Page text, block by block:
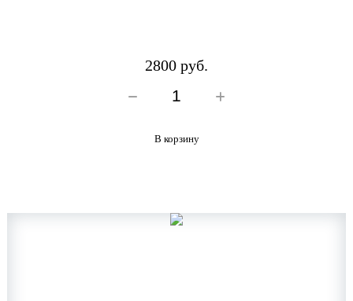
2800 руб.
В корзину